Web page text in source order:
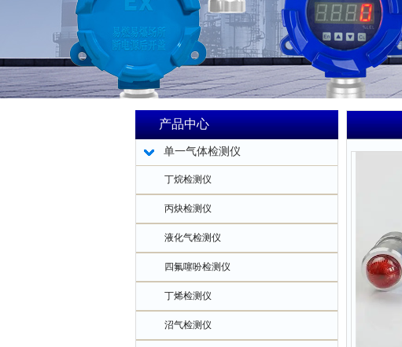
产品中心
单一气体检测仪
丁烷检测仪
丙炔检测仪
液化气检测仪
四氟噻吩检测仪
丁烯检测仪
沼气检测仪